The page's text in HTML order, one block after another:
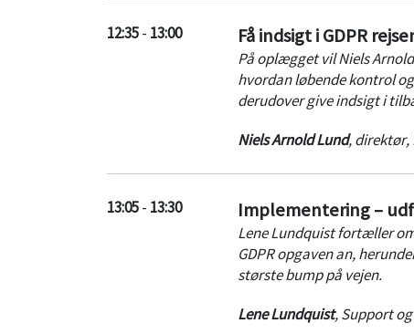
12:35- 13:00 Få indsigt i GDPR
På oplægget vil Niels
hvordan løbende kontrol
derudover give indsigt i
Niels Arnold Lund,direktør,
13:05- 13:30 Implementering –
Lene Lundquist fortæller
GDPR opgaven an,
største bump på vejen.
Lene Lundquist,Support